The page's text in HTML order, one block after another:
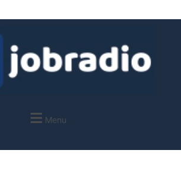
Menu